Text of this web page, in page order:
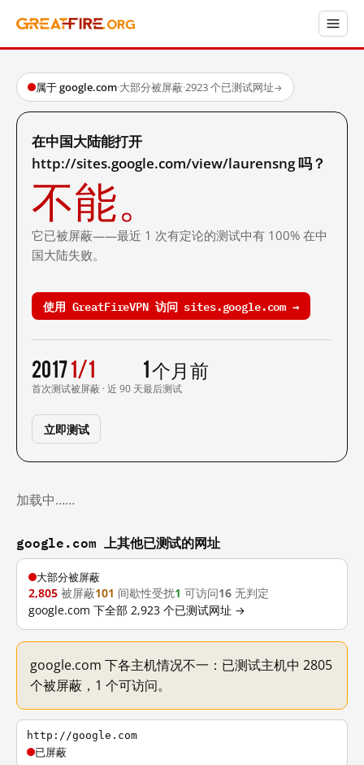
属于 google.com·大部分被屏蔽·2923 个已测试网址→
在中国大陆能打开
http://sites.google.com/view/laurensng 吗？
不能。
它已被屏蔽——最近 1 次有定论的测试中有 100% 在中
国大陆失败。
使用 GreatFireVPN 访问 sites.google.com →
2017
首次测试
1/1
被屏蔽 · 近 90 天
1 个月前
最后测试
立即测试
加载中……
google.com 上其他已测试的网址
大部分被屏蔽
2,805 被屏蔽101 间歇性受扰1 可访问16 无判定
google.com 下全部 2,923 个已测试网址 →
google.com 下各主机情况不一：已测试主机中 2805
个被屏蔽，1 个可访问。
http://google.com
已屏蔽